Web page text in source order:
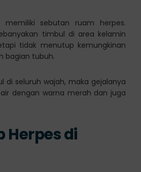
memiliki sebutan ruam herpes.
timbul di area kelamin
tidak menutup kemungkinan
bagian tubuh.
di seluruh wajah, maka gejalanya
dengan warna merah dan juga
Herpes di